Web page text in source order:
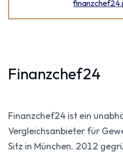
Finanzchef24
Finanzchef24 ist ein
Vergleichsanbieter für
Sitz in München. 2012